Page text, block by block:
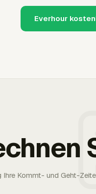
Everhour
Ihre Kommt- und Geht-